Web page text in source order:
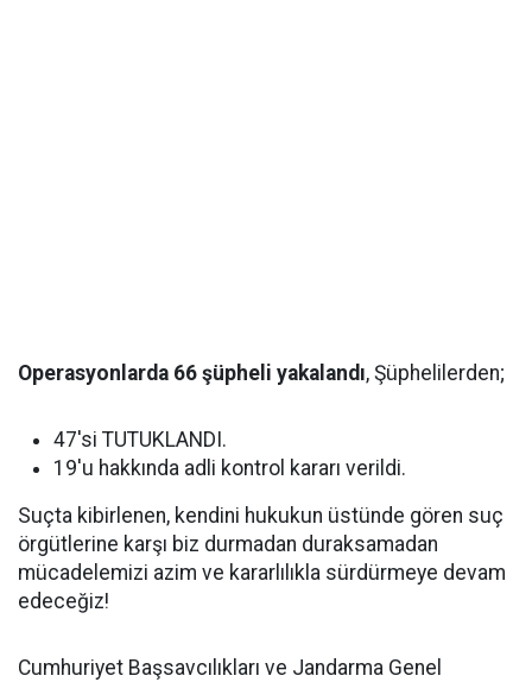
Operasyonlarda 66 şüpheli yakalandı, Şüphelilerden;
47'si TUTUKLANDI.
19'u hakkında adli kontrol kararı verildi.
Suçta kibirlenen, kendini hukukun üstünde gören suç
örgütlerine karşı biz durmadan duraksamadan
mücadelemizi azim ve kararlılıkla sürdürmeye devam
edeceğiz!
Cumhuriyet Başsavcılıkları ve Jandarma Genel